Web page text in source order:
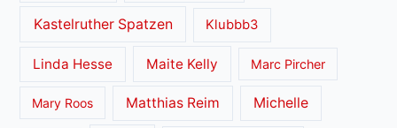
Kastelruther Spatzen Klubbb3
Linda Hesse Maite Kelly Marc Pircher
Mary Roos Matthias Reim Michelle